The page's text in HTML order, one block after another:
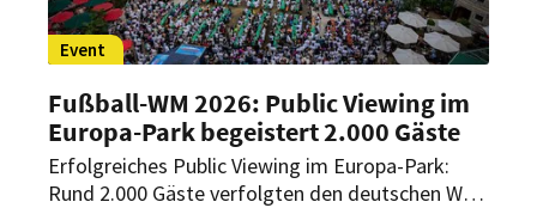
Event
Fußball-WM 2026: Public Viewing im
Europa-Park begeistert 2.000 Gäste
Erfolgreiches Public Viewing im Europa-Park:
Rund 2.000 Gäste verfolgten den deutschen WM-